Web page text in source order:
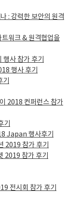
: 강력한 보안의 원격
워크 & 원격협업을
사 참가 후기
행사 후기
2018 컨퍼런스 참가
Japan 행사후기
2019 참가 후기
2019 참가 후기
전시회 참가 후기